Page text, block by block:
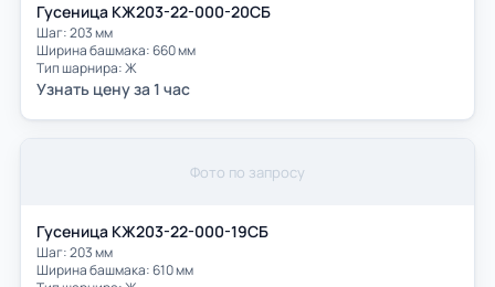
Гусеница КЖ203-22-000-20СБ
Шаг: 203 мм
Ширина башмака: 660 мм
Тип шарнира: Ж
Узнать цену за 1 час
Фото по запросу
Гусеница КЖ203-22-000-19СБ
Шаг: 203 мм
Ширина башмака: 610 мм